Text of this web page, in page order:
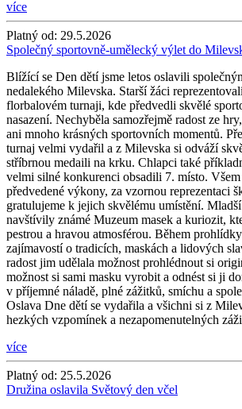
více
Platný od: 29.5.2026
Společný sportovně-umělecký výlet do
Blížící se Den dětí jsme letos oslavili
nedalekého Milevska. Starší žáci
florbalovém turnaji, kde předvedli skvělé
nasazení. Nechyběla samozřejmě radost ze
ani mnoho krásných sportovních momentů.
turnaj velmi vydařil a z Milevska si odváží
stříbrnou medaili na krku. Chlapci také
velmi silné konkurenci obsadili 7. místo.
předvedené výkony, za vzornou reprezentaci
gratulujeme k jejich skvělému umístění.
navštívily známé Muzeum masek a kuriozit,
pestrou a hravou atmosférou. Během
zajímavostí o tradicích, maskách a lidových
radost jim udělala možnost prohlédnout si
možnost si sami masku vyrobit a odnést si ji
v příjemné náladě, plné zážitků, smíchu a
Oslava Dne dětí se vydařila a všichni si z
hezkých vzpomínek a nezapomenutelných
více
Platný od: 25.5.2026
Družina oslavila Světový den včel